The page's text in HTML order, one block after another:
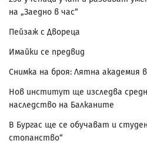
на „Заедно в час“
Пейзаж с Двореца
Имайки се предвид
Снимка на броя: Лятна академия
Нов институт ще изследва
наследство на Балканите
В Бургас ще се обучават и
стопанство“